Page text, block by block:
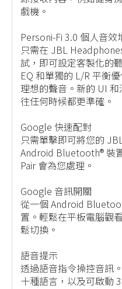
戲機。
Personi-Fi 3.0 個人音效
只需在 JBL
試，即可設定客製化的
EQ 和單獨的 L/R 平衡
理想的聲音。新的 UI
往任何時候都更準確。
Google 快速配對
只需單擊即可將您的
Android Bluetooth® 裝
Pair 會為您處理。
Google 音訊開關
從一個 Android
置。輕鬆在平板電腦觀
鬆切換。
語音提示
透過語音指令操控音訊
十種語言，以及可啟動